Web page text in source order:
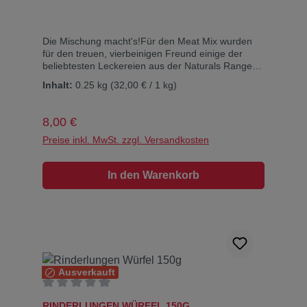
Die Mischung macht's!Für den Meat Mix wurden
für den treuen, vierbeinigen Freund einige der
beliebtesten Leckereien aus der Naturals Range
zusammengestellt.Enthalten sind Hühnerfüße,
Rindfleisch.Alle Snacks sind glutenfrei und
enthalten weder Farb- noch Aromastoffe. Ein rein
natürliches Produkt und gleichzeitig eine wahre
Abwechslung auf der Speisekarte lieben, und
Hundebesitzer, die ausprobieren möchten, welche
Natursnacks ihrem Vierbeiner am besten
Inhalt: 0.25 kg (32,00 € / 1 kg)
Regulärer Preis:
8,00 €
Preise inkl. MwSt. zzgl. Versandkosten
In den Warenkorb
Ausverkauft
Durchschnittliche Bewertung von 0 von 5 Sternen